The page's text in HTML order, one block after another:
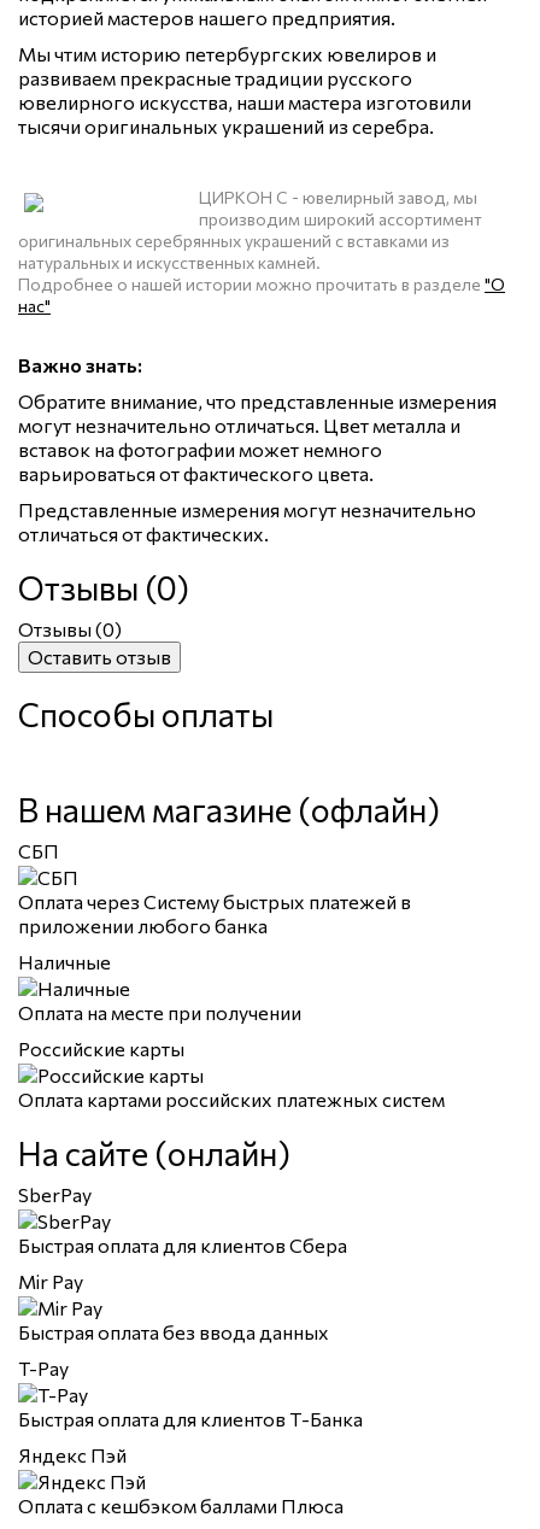
историей мастеров нашего предприятия.
Мы чтим историю петербургских ювелиров и
развиваем прекрасные традиции русского
ювелирного искусства, наши мастера изготовили
тысячи оригинальных украшений из серебра.
ЦИРКОН С - ювелирный завод, мы
производим широкий ассортимент
оригинальных серебрянных украшений с вставками из
натуральных и искусственных камней.
Подробнее о нашей истории можно прочитать в разделе "О
нас"
Важно знать:
Обратите внимание, что представленные измерения
могут незначительно отличаться. Цвет металла и
вставок на фотографии может немного
варьироваться от фактического цвета.
Представленные измерения могут незначительно
отличаться от фактических.
Отзывы (0)
Отзывы (0)
Оставить отзыв
Способы оплаты
В нашем магазине (офлайн)
СБП
Оплата через Систему быстрых платежей в
приложении любого банка
Наличные
Оплата на месте при получении
Российские карты
Оплата картами российских платежных систем
На сайте (онлайн)
SberPay
Быстрая оплата для клиентов Сбера
Mir Pay
Быстрая оплата без ввода данных
T-Pay
Быстрая оплата для клиентов Т-Банка
Яндекс Пэй
Оплата с кешбэком баллами Плюса